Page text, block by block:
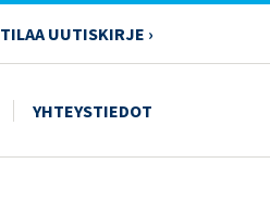
TILAA UUTISKIRJE ›
YHTEYSTIEDOT